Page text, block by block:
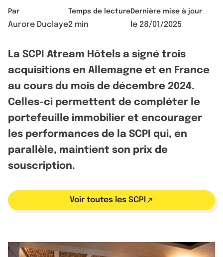
Par
Aurore Duclaye
Temps de lecture
2 min
Dernière mise à jour
le 28/01/2025
La SCPI Atream Hôtels a signé trois
acquisitions en Allemagne et en France
au cours du mois de décembre 2024.
Celles-ci permettent de compléter le
portefeuille immobilier et encourager
les performances de la SCPI qui, en
parallèle, maintient son prix de
souscription.
Voir toutes les SCPI